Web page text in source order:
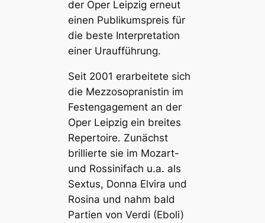
der Oper Leipzig erneut
einen Publikumspreis für
die beste Interpretation
einer Uraufführung.
Seit 2001 erarbeitete sich
die Mezzosopranistin im
Festengagement an der
Oper Leipzig ein breites
Repertoire. Zunächst
brillierte sie im Mozart-
und Rossinifach u.a. als
Sextus, Donna Elvira und
Rosina und nahm bald
Partien von Verdi (Eboli)